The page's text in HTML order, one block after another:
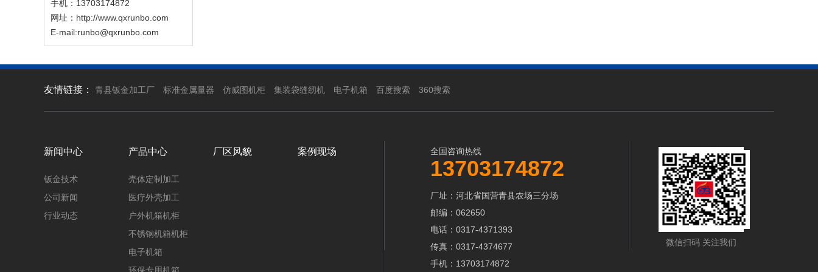
手机：13703174872
网址：http://www.qxrunbo.com
E-mail:runbo@qxrunbo.com
友情链接： 青县钣金加工厂 标准金属量器 仿威图机柜 集装袋缝纫机 电子机箱 百度搜索 360搜索
新闻中心
钣金技术
公司新闻
行业动态
产品中心
壳体定制加工
医疗外壳加工
户外机箱机柜
不锈钢机箱机柜
电子机箱
厂区风貌 案例现场 全国咨询热线
13703174872
厂址：河北省国营青县农场三分场
邮编：062650
电话：0317-4371393
传真：0317-4374677
手机：13703174872
微信扫码 关注我们